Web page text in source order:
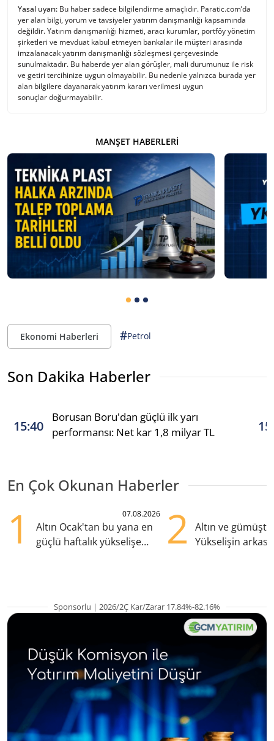
Yasal uyarı: Bu haber sadece bilgilendirme amaçlıdır. Paratic.com’da
yer alan bilgi, yorum ve tavsiyeler yatırım danışmanlığı kapsamında
değildir. Yatırım danışmanlığı hizmeti, aracı kurumlar, portföy yönetim
şirketleri ve mevduat kabul etmeyen bankalar ile müşteri arasında
imzalanacak yatırım danışmanlığı sözleşmesi çerçevesinde
sunulmaktadır. Bu haberde yer alan görüşler, mali durumunuz ile risk
ve getiri tercihinize uygun olmayabilir. Bu nedenle yalnızca burada yer
alan bilgilere dayanarak yatırım kararı verilmesi uygun
sonuçlar doğurmayabilir.
MANŞET HABERLERI
Ekonomi Haberleri #Petrol
Son Dakika Haberler
15:40
Borusan Boru'dan güçlü ilk yarı
performansı: Net kar 1,8 milyar TL
En Çok Okunan Haberler
1 07.08.2026
Altın Ocak'tan bu yana en
güçlü haftalık yükselişe
2
Altın ve
Yükselişin
Sponsorlu | 2026/2Ç Kar/Zarar 17.84%-82.16%